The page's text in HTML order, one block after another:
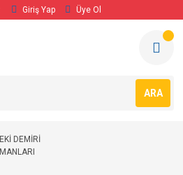
Giriş Yap Üye Ol
ARA